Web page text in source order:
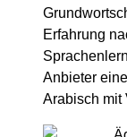
Erfahrung
Anbieter
Arabisch mit